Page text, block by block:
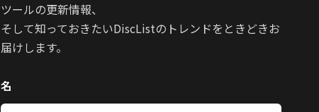
ツールの更新情報、
そして知っておきたいDiscListのトレンドをときどきお
届けします。
名